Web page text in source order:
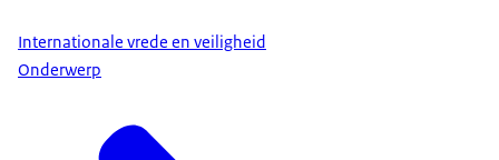
Internationale vrede en veiligheid
Onderwerp